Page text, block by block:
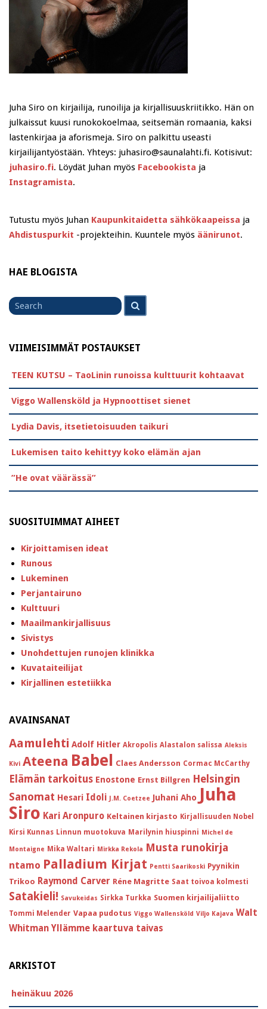
Juha Siro on kirjailija, runoilija ja kirjallisuuskriitikko. Hän on
julkaissut kuusi runokokoelmaa, seitsemän romaania, kaksi
lastenkirjaa ja aforismeja. Siro on palkittu useasti
kirjailijantyöstään. Yhteys: juhasiro@saunalahti.fi. Kotisivut:
juhasiro.fi. Löydät Juhan myös Facebookista ja
Instagramista.
Tutustu myös Juhan Kaupunkitaidetta sähkökaapeissa ja
Ahdistuspurkit -projekteihin. Kuuntele myös äänirunot.
HAE BLOGISTA
Search
for
VIIMEISIMMÄT POSTAUKSET
TEEN KUTSU – TaoLinin runoissa kulttuurit kohtaavat
Viggo Wallensköld ja Hypnoottiset sienet
Lydia Davis, itsetietoisuuden taikuri
Lukemisen taito kehittyy koko elämän ajan
”He ovat väärässä”
SUOSITUIMMAT AIHEET
Kirjoittamisen ideat
Runous
Lukeminen
Perjantairuno
Kulttuuri
Maailmankirjallisuus
Sivistys
Unohdettujen runojen klinikka
Kuvataiteilijat
Kirjallinen estetiikka
AVAINSANAT
Aamulehti Adolf Hitler Akropolis Alastalon salissa Aleksis
Kivi Ateena Babel Claes Andersson Cormac McCarthy
Elämän tarkoitus Enostone Ernst Billgren Helsingin
Sanomat Hesari Idoli J.M. Coetzee Juhani Aho Juha
Siro Kari Aronpuro Keltainen kirjasto Kirjallisuuden Nobel
Kirsi Kunnas Linnun muotokuva Marilynin hiuspinni Michel de
Montaigne Mika Waltari Mirkka Rekola Musta runokirja
ntamo Palladium Kirjat Pentti Saarikoski Pyynikin
Trikoo Raymond Carver Réne Magritte Saat toivoa kolmesti
Satakieli! Savukeidas Sirkka Turkka Suomen kirjailijaliitto
Tommi Melender Vapaa pudotus Viggo Wallensköld Viljo Kajava Walt
Whitman Yllämme kaartuva taivas
ARKISTOT
heinäkuu 2026